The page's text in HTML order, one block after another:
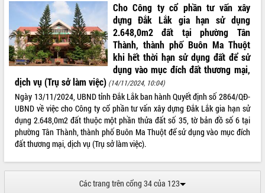
Cho Công ty cổ phần tư vấn xây
dựng Đắk Lắk gia hạn sử dụng
2.648,0m2 đất tại phường Tân
Thành, thành phố Buôn Ma Thuột
khi hết thời hạn sử dụng đất để sử
dụng vào mục đích đất thương mại,
dịch vụ (Trụ sở làm việc) (14/11/2024, 10:04)
Ngày 13/11/2024, UBND tỉnh Đắk Lắk ban hành Quyết định số 2864/QĐ-
UBND về việc cho Công ty cổ phần tư vấn xây dựng Đắk Lắk gia hạn sử
dụng 2.648,0m2 đất thuộc một phần thửa đất số 35, tờ bản đồ số 6 tại
phường Tân Thành, thành phố Buôn Ma Thuột để sử dụng vào mục đích
đất thương mại, dịch vụ (Trụ sở làm việc).
Các trang trên cổng 34 của 123